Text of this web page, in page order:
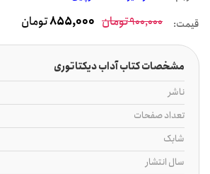
قیمت: 900,000تومان 855,000تومان
مشخصات کتاب آداب دیکتاتوری
ناشر
تعداد صفحات
شابک
سال انتشار